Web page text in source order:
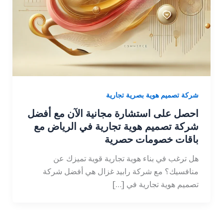
شركة تصميم هوية بصرية تجارية
احصل على استشارة مجانية الآن مع أفضل
شركة تصميم هوية تجارية في الرياض مع
باقات خصومات حصرية
هل ترغب في بناء هوية تجارية قوية تميزك عن
منافسيك؟ مع شركة رابيد غزال هي أفضل شركة
تصميم هوية تجارية في […]